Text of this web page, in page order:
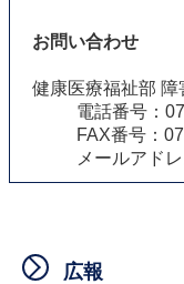
お問い合わせ
健康医療福祉部
電話番号：
FAX番号：
メールアドレ
広報